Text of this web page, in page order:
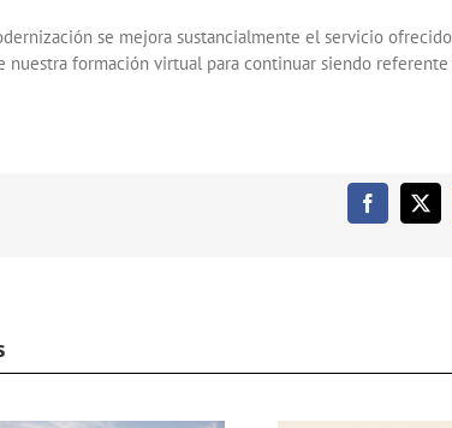
se mejora sustancialmente el servicio
nuestra formación virtual para continuar siendo
Facebook
X